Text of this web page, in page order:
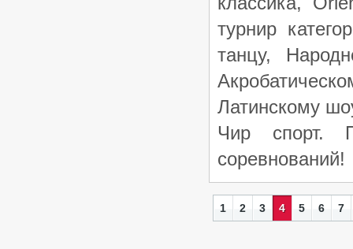
турнир
танцу,
Латинскому
Чир спорт.
соревнований!
1 2 3 4 5 6 7